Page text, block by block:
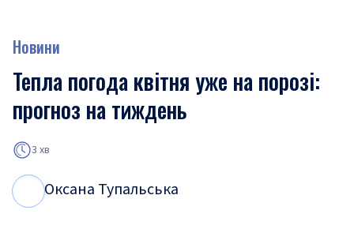
Новини
Тепла погода квітня уже на порозі:
прогноз на тиждень
3 хв
Оксана Тупальська